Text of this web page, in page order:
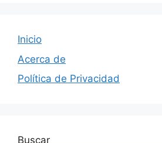
Inicio
Acerca de
Política de Privacidad
Buscar